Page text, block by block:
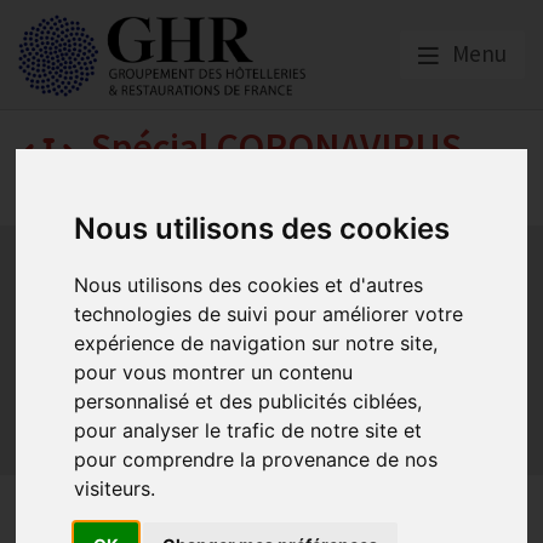
Nous utilisons des cookies
Nous utilisons des cookies et d'autres
technologies de suivi pour améliorer votre
expérience de navigation sur notre site,
pour vous montrer un contenu
personnalisé et des publicités ciblées,
pour analyser le trafic de notre site et
pour comprendre la provenance de nos
visiteurs.
Menu
Spécial CORONAVIRUS
Activité partielle Social Banques
Assurances
Plan Relance Tourisme
Economie de trésorerie
Communication GNI
Sacem
Titres restaurant
Initiatives
Réglementation Fonds de Solidarité
Urssaf La reprise
Aides de l’état
Relations clients & OTA
Agirc-Arrco
Discothèques
Pass sanitaire/vaccinal
Plan de relance
Les administrateurs et